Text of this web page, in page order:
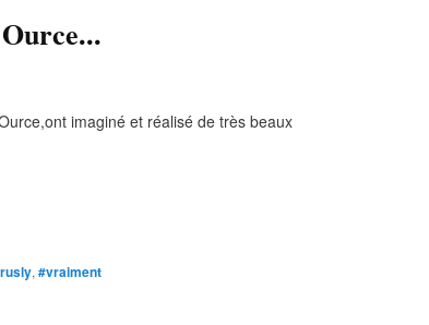
imaginé et réalisé de très beaux
, #vraiment